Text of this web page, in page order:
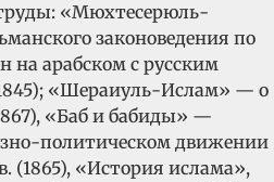
«Мюхтесерюль-
законоведения по
на арабском с русским
«Шераиуль-Ислам» — о
«Баб и бабиды» —
политическом движении
(1865), «История ислама»,